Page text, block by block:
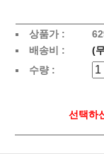
상품가 :
배송비 :
(
수량 :
선택하